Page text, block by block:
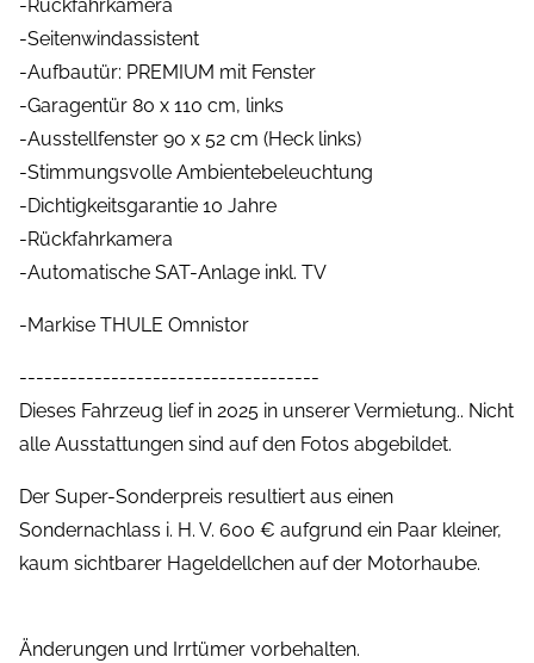
-Rückfahrkamera
-Seitenwindassistent
-Aufbautür: PREMIUM mit Fenster
-Garagentür 80 x 110 cm, links
-Ausstellfenster 90 x 52 cm (Heck links)
-Stimmungsvolle Ambientebeleuchtung
-Dichtigkeitsgarantie 10 Jahre
-Rückfahrkamera
-Automatische SAT-Anlage inkl. TV
-Markise THULE Omnistor
------------------------------------
Dieses Fahrzeug lief in 2025 in unserer Vermietung.. Nicht
alle Ausstattungen sind auf den Fotos abgebildet.
Der Super-Sonderpreis resultiert aus einen
Sondernachlass i. H. V. 600 € aufgrund ein Paar kleiner,
kaum sichtbarer Hageldellchen auf der Motorhaube.
Änderungen und Irrtümer vorbehalten.